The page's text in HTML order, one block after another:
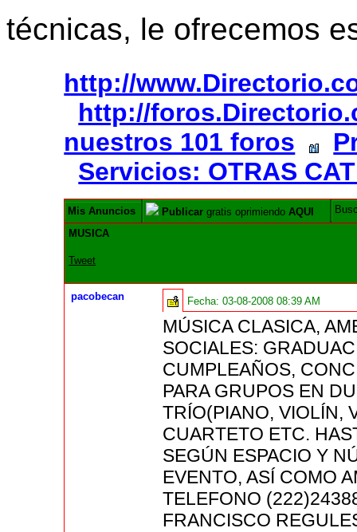
técnicas, le ofrecemos
http://
http://
nuestros 101 foros
Servicios: OTRAS
Mis Anuncios Publicar gratis oprimiendoAQUI
MUSICA
Tweet
pacobecan Fecha:03-08-2008 08:39 AM
MÚSICA CLASICA,
SOCIALES:
CUMPLEAÑOS,
PARA GRUPOS EN
TRÍO(PIANO, VIOLÍN,
CUARTETO ETC.
SEGÚN ESPACIO Y
EVENTO, ASÍ COMO
TELEFONO
FRANCISCO